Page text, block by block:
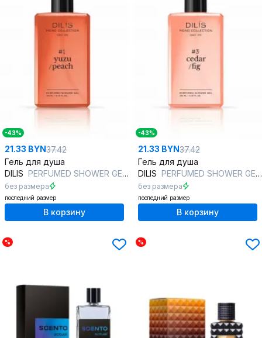
-43%
21.33 BYN37.42
Гель для душа
DILIS PERFUMED SHOWER GEL #1 YUZU/PEACH
без размера
последний размер
В корзину
-43%
21.33 BYN37.42
Гель для душа
DILIS PERFUMED SHOWER GEL #3 CEDAR/FIG
без размера
последний размер
В корзину
% %